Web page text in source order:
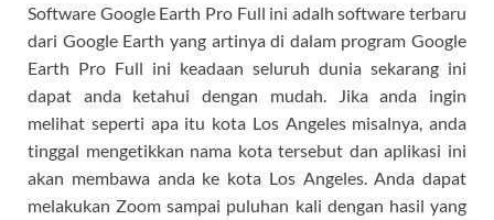
Software Google Earth Pro Full ini adalh software terbaru
dari Google Earth yang artinya di dalam program Google
Earth Pro Full ini keadaan seluruh dunia sekarang ini
dapat anda ketahui dengan mudah. Jika anda ingin
melihat seperti apa itu kota Los Angeles misalnya, anda
tinggal mengetikkan nama kota tersebut dan aplikasi ini
akan membawa anda ke kota Los Angeles. Anda dapat
melakukan Zoom sampai puluhan kali dengan hasil yang